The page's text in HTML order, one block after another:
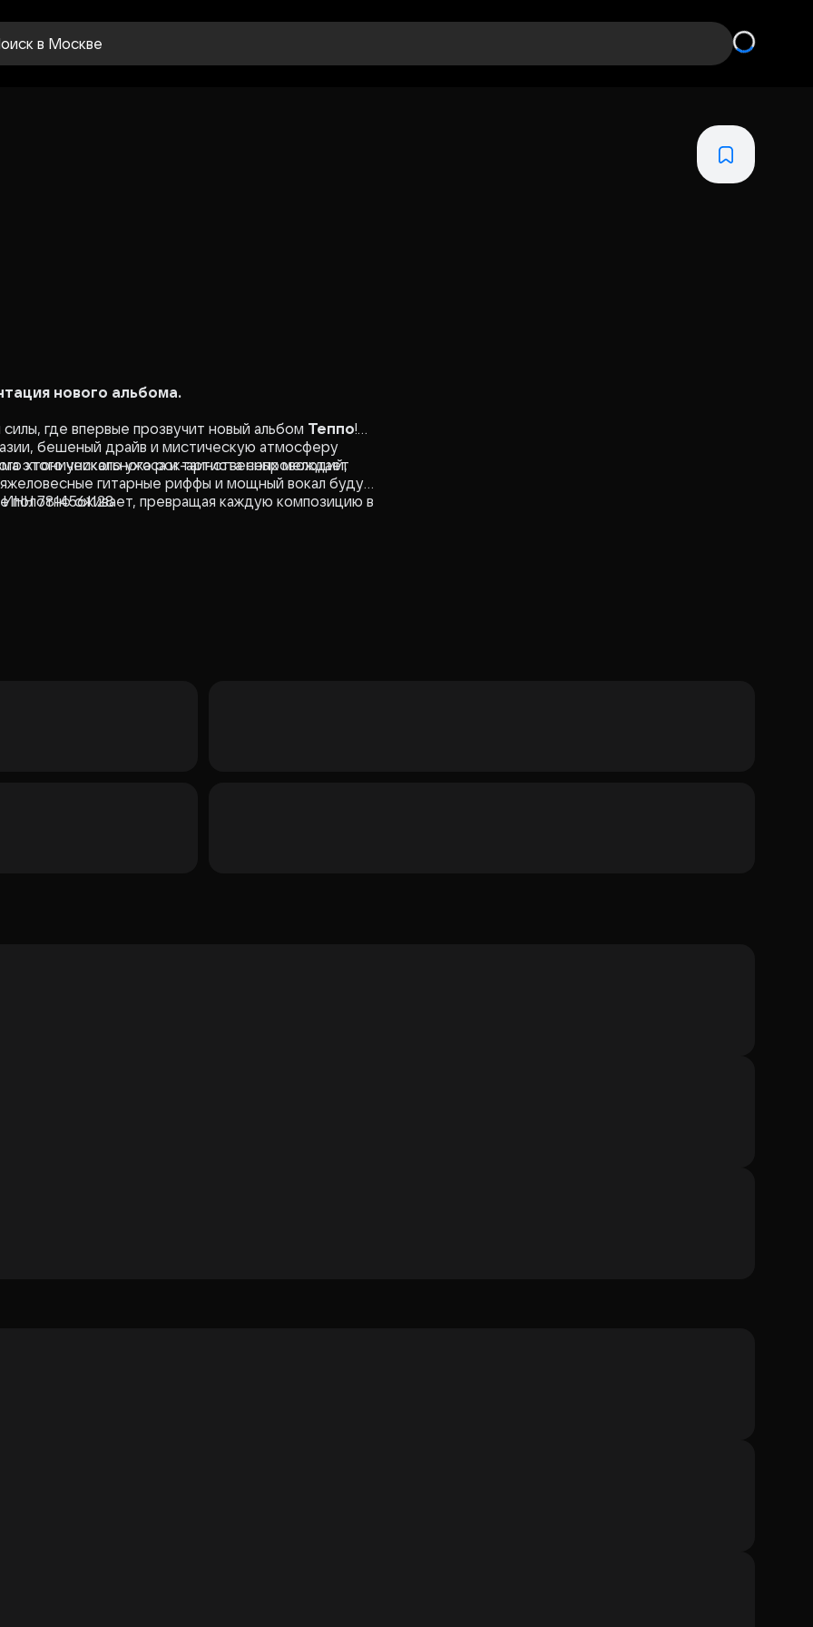
в Москве
нового альбома.
где впервые прозвучит новый альбом Теппо!
бешеный драйв и мистическую атмосферу
этого уникального рок-артиста сопровождает
хтонического ужаса и таинственных мелодий,
гитарные риффы и мощный вокал будут
полотно оживает, превращая каждую композицию в
7814561128